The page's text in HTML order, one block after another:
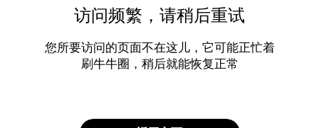
访问频繁，请稍后重试
您所要访问的页面不在这儿，它可能正忙着
刷牛牛圈，稍后就能恢复正常